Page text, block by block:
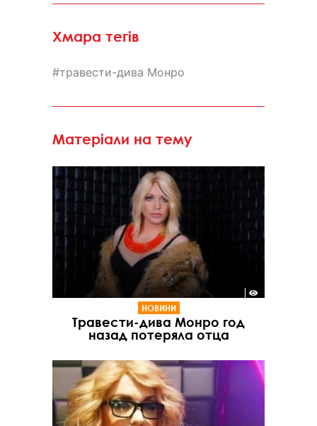
Хмара тегів
травести-дива Монро
Матеріали на тему
НОВИНИ
Травести-дива Монро год
назад потеряла отца